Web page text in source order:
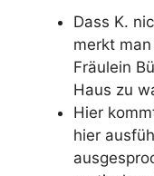
Dass K.
merkt
Fräulein
Haus zu
Hier
hier